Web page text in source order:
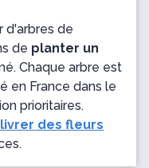
d'arbres de
de planter un
Chaque arbre est
en France dans le
prioritaires.
des fleurs